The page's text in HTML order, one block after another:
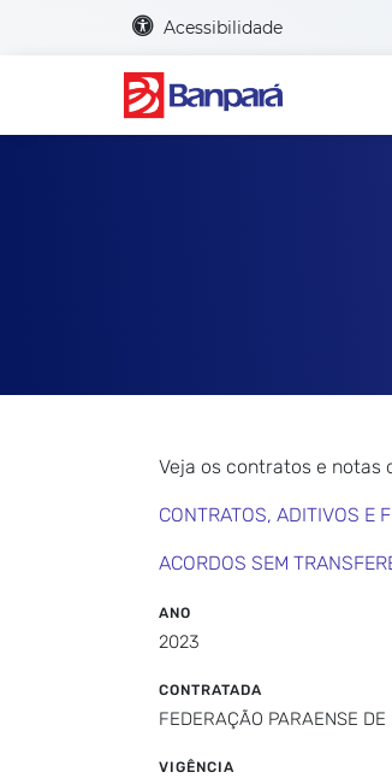
Acessibilidade
Veja os contratos e notas
CONTRATOS, ADITIVOS E
ACORDOS SEM
ANO
2023
CONTRATADA
FEDERAÇÃO PARAENSE DE
VIGÊNCIA